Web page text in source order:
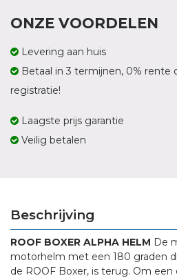
ONZE VOORDELEN
Levering aan huis
Betaal in 3 termijnen, 0% rente
registratie!
Laagste prijs garantie
Veilig betalen
Beschrijving
ROOF BOXER ALPHA HELM De
motorhelm met een 180 graden
de ROOF Boxer, is terug. Om